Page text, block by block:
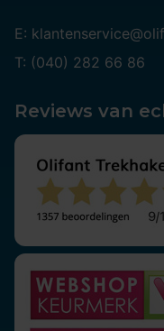
E:
T: (040) 282 66 86
Reviews van